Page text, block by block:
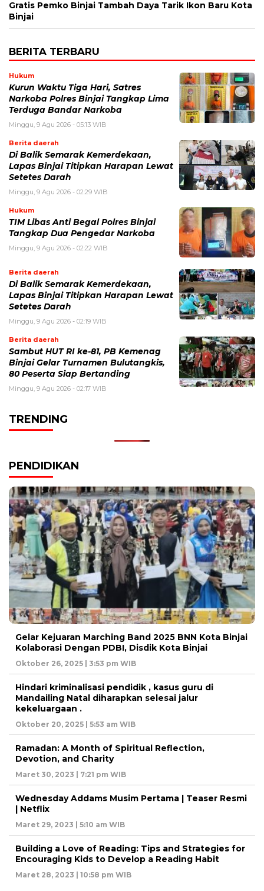
Gratis Pemko Binjai Tambah Daya Tarik Ikon Baru Kota
Binjai
BERITA TERBARU
Hukum
Kurun Waktu Tiga Hari, Satres
Narkoba Polres Binjai Tangkap Lima
Terduga Bandar Narkoba
Minggu, 9 Agu 2026 - 05:13 WIB
Berita daerah
Di Balik Semarak Kemerdekaan,
Lapas Binjai Titipkan Harapan Lewat
Setetes Darah
Minggu, 9 Agu 2026 - 02:29 WIB
Hukum
TIM Libas Anti Begal Polres Binjai
Tangkap Dua Pengedar Narkoba
Minggu, 9 Agu 2026 - 02:22 WIB
Berita daerah
Di Balik Semarak Kemerdekaan,
Lapas Binjai Titipkan Harapan Lewat
Setetes Darah
Minggu, 9 Agu 2026 - 02:19 WIB
Berita daerah
Sambut HUT RI ke-81, PB Kemenag
Binjai Gelar Turnamen Bulutangkis,
80 Peserta Siap Bertanding
Minggu, 9 Agu 2026 - 02:17 WIB
TRENDING
PENDIDIKAN
Gelar Kejuaran Marching Band 2025 BNN Kota Binjai
Kolaborasi Dengan PDBI, Disdik Kota Binjai
Oktober 26, 2025 | 3:53 pm WIB
Hindari kriminalisasi pendidik , kasus guru di
Mandailing Natal diharapkan selesai jalur
kekeluargaan .
Oktober 20, 2025 | 5:53 am WIB
Ramadan: A Month of Spiritual Reflection,
Devotion, and Charity
Maret 30, 2023 | 7:21 pm WIB
Wednesday Addams Musim Pertama | Teaser Resmi
| Netflix
Maret 29, 2023 | 5:10 am WIB
Building a Love of Reading: Tips and Strategies for
Encouraging Kids to Develop a Reading Habit
Maret 28, 2023 | 10:58 pm WIB